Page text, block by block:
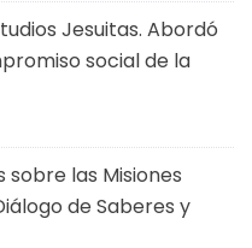
Jesuitas. Abordó
social de la
las Misiones
de Saberes y